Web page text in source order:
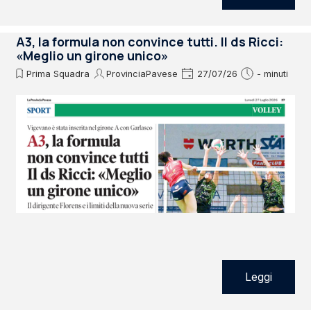
A3, la formula non convince tutti. Il ds Ricci:
«Meglio un girone unico»
Prima Squadra ProvinciaPavese 27/07/26 - minuti
Leggi